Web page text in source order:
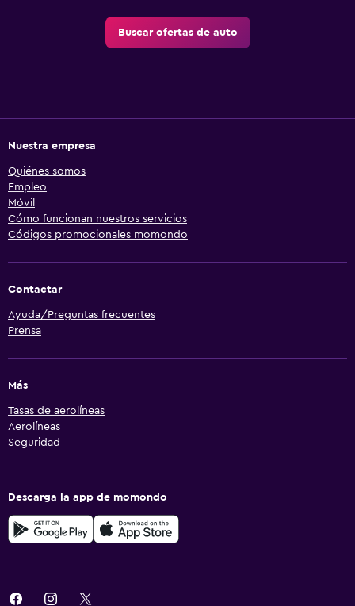
Buscar ofertas de auto
Nuestra empresa
Quiénes somos
Empleo
Móvil
Cómo funcionan nuestros servicios
Códigos promocionales momondo
Contactar
Ayuda/Preguntas frecuentes
Prensa
Más
Tasas de aerolíneas
Aerolíneas
Seguridad
Descarga la app de momondo